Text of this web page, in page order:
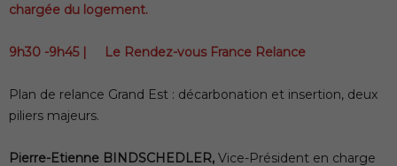
chargée du logement.
9h30 -9h45 | Le Rendez-vous France Relance
Plan de relance Grand Est : décarbonation et insertion, deux
piliers majeurs.
Pierre-Etienne BINDSCHEDLER, Vice-Président en charge